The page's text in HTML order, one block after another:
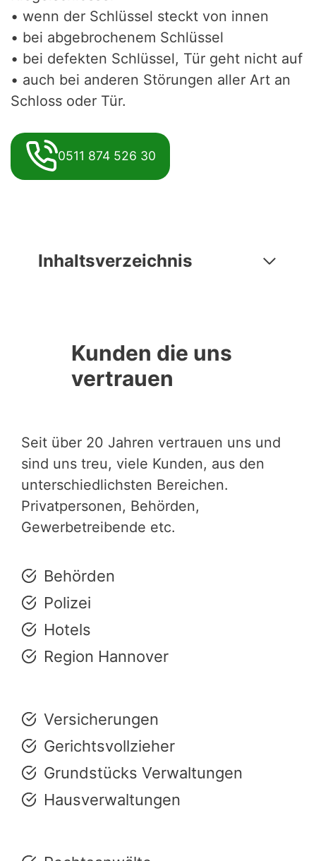
• wenn der Schlüssel steckt von innen
• bei abgebrochenem Schlüssel
• bei defekten Schlüssel, Tür geht nicht auf
• auch bei anderen Störungen aller Art an
Schloss oder Tür.
0511 874 526 30
Inhaltsverzeichnis
Kunden die uns
vertrauen
Seit über 20 Jahren vertrauen uns und
sind uns treu, viele Kunden, aus den
unterschiedlichsten Bereichen.
Privatpersonen, Behörden,
Gewerbetreibende etc.
Behörden
Polizei
Hotels
Region Hannover
Versicherungen
Gerichtsvollzieher
Grundstücks Verwaltungen
Hausverwaltungen